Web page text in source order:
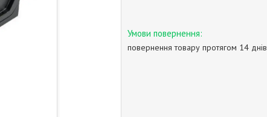
повернення товару протягом 14 днів